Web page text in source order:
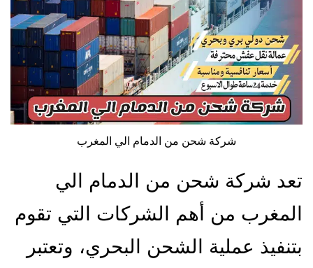
شركة شحن من الدمام الي المغرب
تعد شركة شحن من الدمام الي
المغرب من أهم الشركات التي تقوم
بتنفيذ عملية الشحن البحري، وتعتبر